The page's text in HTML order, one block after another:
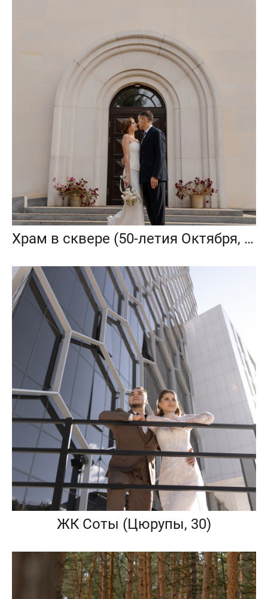
Храм в сквере (50-летия Октября, 21а)
ЖК Соты (Цюрупы, 30)